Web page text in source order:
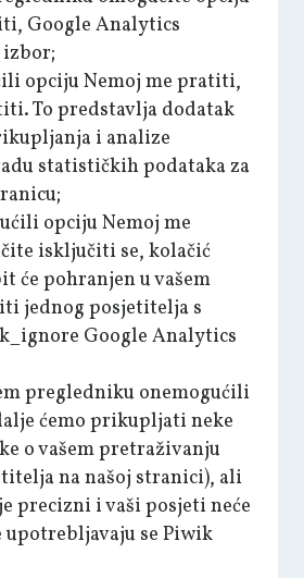
Google Analytics
izbor;
opciju Nemoj me pratiti,
To predstavlja dodatak
i analize
statističkih podataka za
opciju Nemoj me
isključiti se, kolačić
će pohranjen u vašem
jednog posjetitelja s
Google Analytics
pregledniku onemogućili
ćemo prikupljati neke
o vašem pretraživanju
na našoj stranici), ali
precizni i vaši posjeti neće
se Piwik